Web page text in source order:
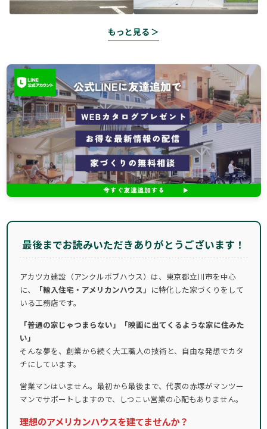
もっと見る ＞
最後までお読みいただきありがとうございます！
アカツカ建設（アンクルボブハウス）は、東京都立川市を中心
に、
「輸入住宅・アメリカンハウス」 に特化した家づくりをして
いる工務店です。
「普通の家じゃつまらない」「映画に出てくるような家に住みた
い」
そんな夢を、創業から続く大工職人の技術と、自由な発想でカタ
チにしています。
営業マンはいません。最初から最後まで、代表の赤塚がマンツー
マンでサポートしますので、しつこい営業の心配もありません。
理想のアメリカンハウスを建てませんか？